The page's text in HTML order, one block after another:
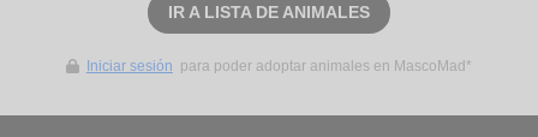
IR A LISTA DE ANIMALES
Iniciar sesión para poder adoptar animales en MascoMad*